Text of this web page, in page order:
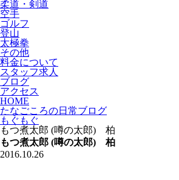
柔道・剣道
空手
ゴルフ
登山
太極拳
その他
料金について
スタッフ求人
ブログ
アクセス
HOME
たなごころの日常ブログ
もぐもぐ
もつ煮太郎 (噂の太郎) 柏
もつ煮太郎 (噂の太郎) 柏
2016.10.26